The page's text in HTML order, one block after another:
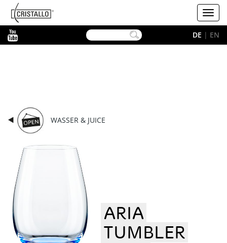
Cristallo
DE | EN
WASSER & JUICE
ARIA
TUMBLER